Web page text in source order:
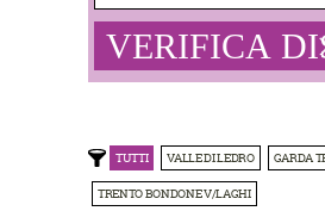
TUTTI VALLE DI LEDRO GARDA
TRENTO BONDONE V/LAGHI